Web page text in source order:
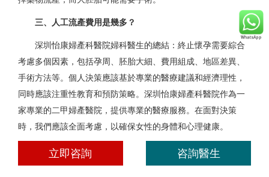
三、人工流產費用是幾多？
深圳怡康婦產科醫院婦科醫生的總結：終止懷孕需要綜合
考慮多個因素，包括孕周、胚胎大細、費用組成、地區差異、
手術方法等。個人決策應該基於專業的醫療建議和經濟理性，
同時應該注重性教育和預防策略。深圳怡康婦產科醫院作為一
家專業的二甲婦產醫院，提供專業的醫療服務。在面對決策
時，我們應該全面考慮，以確保女性的身體和心理健康。
立即咨詢 咨詢醫生